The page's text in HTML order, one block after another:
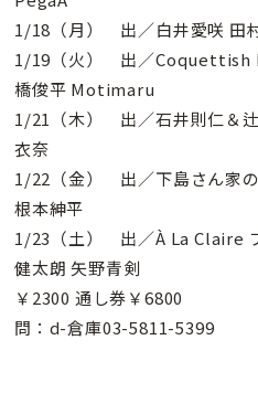
1/18（月） 出／白井愛咲 田
1/19（火） 出／Coquettish
橋俊平 Motimaru
1/21（木） 出／石井則仁＆
衣奈
1/22（金） 出／下島さん家
根本紳平
1/23（土） 出／À La Claire
健太朗 矢野青剣
￥2300 通し券￥6800
問：d-倉庫03-5811-5399